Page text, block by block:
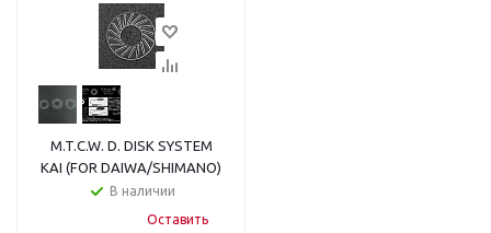
M.T.C.W. D. DISK SYSTEM
KAI (FOR DAIWA/SHIMANO)
В наличии
Оставить